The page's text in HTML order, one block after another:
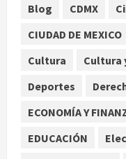
Blog CDMX
CIUDAD DE MEXICO
Cultura
Cultura
Deportes
ECONOMÍA Y
EDUCACIÓN